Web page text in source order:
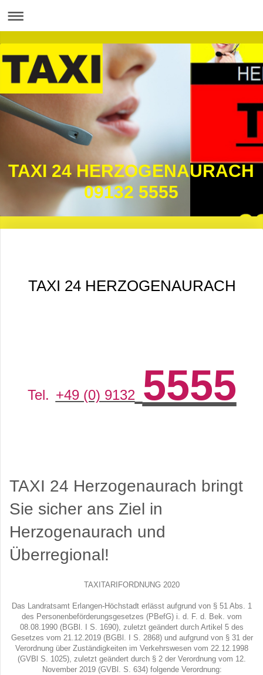
TAXI 24 HERZOGENAURACH
09132 5555
TAXI 24 HERZOGENAURACH
Tel. +49 (0) 9132 5555
TAXI 24 Herzogenaurach bringt
Sie sicher ans Ziel in
Herzogenaurach und
Überregional!
TAXITARIFORDNUNG 2020
Das Landratsamt Erlangen-Höchstadt erlässt aufgrund von § 51 Abs. 1
des Personenbeförderungsgesetzes (PBefG) i. d. F. d. Bek. vom
08.08.1990 (BGBl. I S. 1690), zuletzt geändert durch Artikel 5 des
Gesetzes vom 21.12.2019 (BGBl. I S. 2868) und aufgrund von § 31 der
Verordnung über Zuständigkeiten im Verkehrswesen vom 22.12.1998
(GVBl S. 1025), zuletzt geändert durch § 2 der Verordnung vom 12.
November 2019 (GVBl. S. 634) folgende Verordnung: